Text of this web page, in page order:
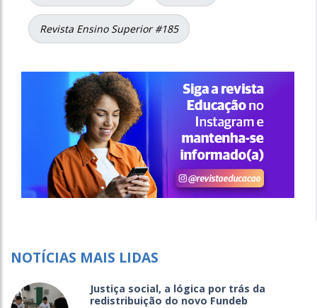
Revista Ensino Superior #185
NOTÍCIAS MAIS LIDAS
Justiça social, a lógica por trás da
redistribuição do novo Fundeb